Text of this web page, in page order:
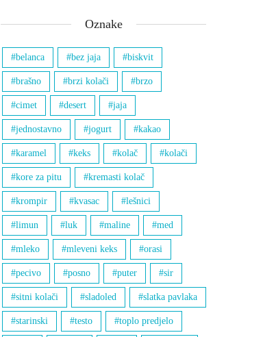
Oznake
belanca bez jaja biskvit
brašno brzi kolači brzo
cimet desert jaja
jednostavno jogurt kakao
karamel keks kolač kolači
kore za pitu kremasti kolač
krompir kvasac lešnici
limun luk maline med
mleko mleveni keks orasi
pecivo posno puter sir
sitni kolači sladoled slatka pavlaka
starinski testo toplo predjelo